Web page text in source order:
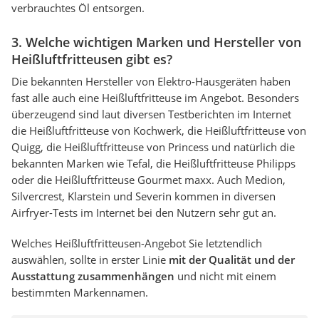
verbrauchtes Öl entsorgen.
3. Welche wichtigen Marken und Hersteller von
Heißluftfritteusen gibt es?
Die bekannten Hersteller von Elektro-Hausgeräten haben
fast alle auch eine Heißluftfritteuse im Angebot. Besonders
überzeugend sind laut diversen Testberichten im Internet
die Heißluftfritteuse von Kochwerk, die Heißluftfritteuse von
Quigg, die Heißluftfritteuse von Princess und natürlich die
bekannten Marken wie Tefal, die Heißluftfritteuse Philipps
oder die Heißluftfritteuse Gourmet maxx. Auch Medion,
Silvercrest, Klarstein und Severin kommen in diversen
Airfryer-Tests im Internet bei den Nutzern sehr gut an.
Welches Heißluftfritteusen-Angebot Sie letztendlich
auswählen, sollte in erster Linie mit der Qualität und der
Ausstattung zusammenhängen und nicht mit einem
bestimmten Markennamen.